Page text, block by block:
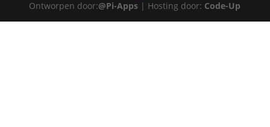
Ontworpen door:@Pi-Apps | Hosting door: Code-Up